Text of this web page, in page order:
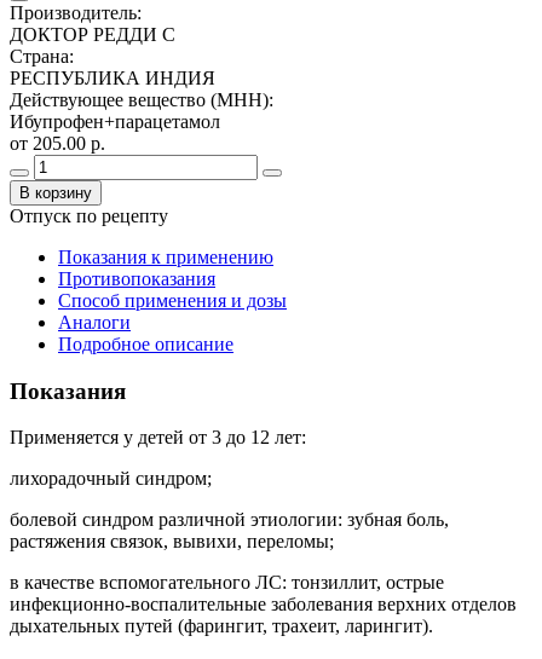
Производитель:
ДОКТОР РЕДДИ С
Страна:
РЕСПУБЛИКА ИНДИЯ
Действующее вещество (МНН):
Ибупрофен+парацетамол
от 205.00 р.
В корзину
Отпуск по рецепту
Показания к применению
Противопоказания
Способ применения и дозы
Аналоги
Подробное описание
Показания
Применяется у детей от 3 до 12 лет:
лихорадочный синдром;
болевой синдром различной этиологии: зубная боль,
растяжения связок, вывихи, переломы;
в качестве вспомогательного ЛС: тонзиллит, острые
инфекционно-воспалительные заболевания верхних отделов
дыхательных путей (фарингит, трахеит, ларингит).